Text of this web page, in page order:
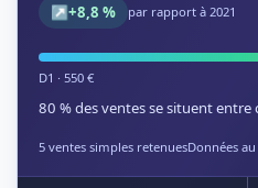
↗+8,8 % par rapport à 2021
D1 · 550 €
80 % des ventes se situent entre
5 ventes simples retenuesDonnées